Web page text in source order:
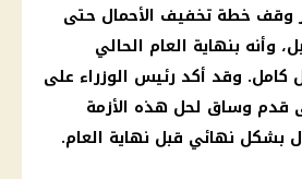
وقف خطة تخفيف الأحمال حتى
وأنه بنهاية العام الحالي
وقد أكد رئيس الوزراء على
قدم وساق لحل هذه الأزمة
بشكل نهائي قبل نهاية العام.